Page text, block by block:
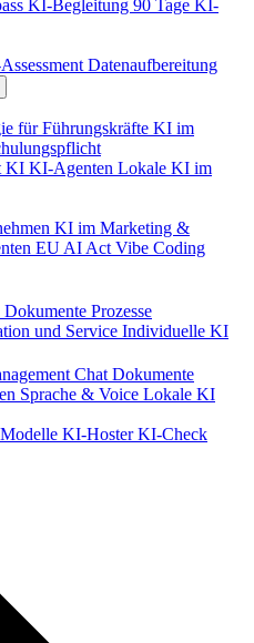
KI-Begleitung 90 Tage KI-
Datenaufbereitung
für Führungskräfte KI im
KI KI-Agenten Lokale KI im
KI im Marketing &
EU AI Act Vibe Coding
Dokumente Prozesse
und Service Individuelle KI
Chat Dokumente
Sprache & Voice Lokale KI
KI-HosterKI-Check